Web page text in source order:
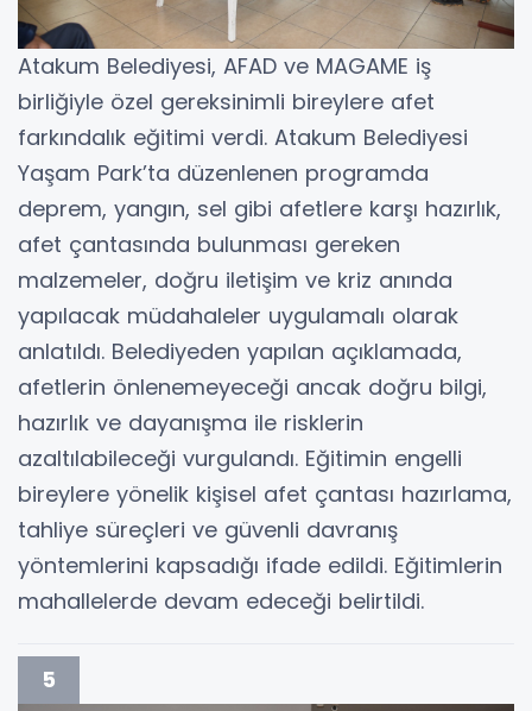
Atakum Belediyesi, AFAD ve MAGAME iş
birliğiyle özel gereksinimli bireylere afet
farkındalık eğitimi verdi. Atakum Belediyesi
Yaşam Park’ta düzenlenen programda
deprem, yangın, sel gibi afetlere karşı hazırlık,
afet çantasında bulunması gereken
malzemeler, doğru iletişim ve kriz anında
yapılacak müdahaleler uygulamalı olarak
anlatıldı. Belediyeden yapılan açıklamada,
afetlerin önlenemeyeceği ancak doğru bilgi,
hazırlık ve dayanışma ile risklerin
azaltılabileceği vurgulandı. Eğitimin engelli
bireylere yönelik kişisel afet çantası hazırlama,
tahliye süreçleri ve güvenli davranış
yöntemlerini kapsadığı ifade edildi. Eğitimlerin
mahallelerde devam edeceği belirtildi.
5